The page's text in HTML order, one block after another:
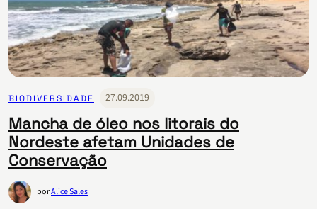
BIODIVERSIDADE 27.09.2019
Mancha de óleo nos litorais do
Nordeste afetam Unidades de
Conservação
porAlice Sales